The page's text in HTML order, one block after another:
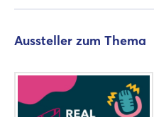
Aussteller zum Thema